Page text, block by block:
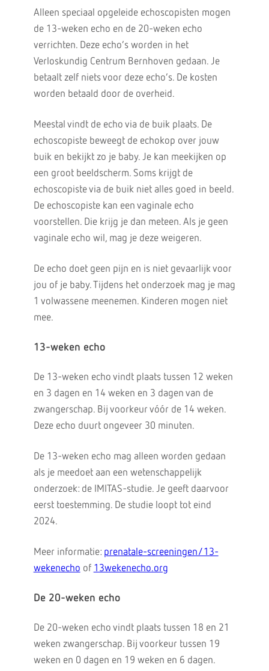
Alleen speciaal opgeleide echoscopisten mogen
de 13-weken echo en de 20-weken echo
verrichten. Deze echo’s worden in het
Verloskundig Centrum Bernhoven gedaan. Je
betaalt zelf niets voor deze echo’s. De kosten
worden betaald door de overheid.
Meestal vindt de echo via de buik plaats. De
echoscopiste beweegt de echokop over jouw
buik en bekijkt zo je baby. Je kan meekijken op
een groot beeldscherm. Soms krijgt de
echoscopiste via de buik niet alles goed in beeld.
De echoscopiste kan een vaginale echo
voorstellen. Die krijg je dan meteen. Als je geen
vaginale echo wil, mag je deze weigeren.
De echo doet geen pijn en is niet gevaarlijk voor
jou of je baby. Tijdens het onderzoek mag je mag
1 volwassene meenemen. Kinderen mogen niet
mee.
13-weken echo
De 13-weken echo vindt plaats tussen 12 weken
en 3 dagen en 14 weken en 3 dagen van de
zwangerschap. Bij voorkeur vóór de 14 weken.
Deze echo duurt ongeveer 30 minuten.
De 13-weken echo mag alleen worden gedaan
als je meedoet aan een wetenschappelijk
onderzoek: de IMITAS-studie. Je geeft daarvoor
eerst toestemming. De studie loopt tot eind
2024.
Meer informatie: prenatale-screeningen/13-
wekenecho of 13wekenecho.org
De 20-weken echo
De 20-weken echo vindt plaats tussen 18 en 21
weken zwangerschap. Bij voorkeur tussen 19
weken en 0 dagen en 19 weken en 6 dagen.